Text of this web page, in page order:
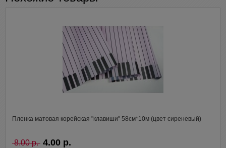
Пленка матовая корейская "клавиши" 58см*10м (цвет сиреневый)
8.00 р. 4.00 р.